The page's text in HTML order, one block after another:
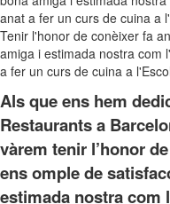
Tenir l'honor de conèixer fa
amiga i estimada nostra com
a fer un curs de cuina a
Als que ens hem
Restaurants a
vàrem tenir l’honor
ens omple de
estimada nostra com